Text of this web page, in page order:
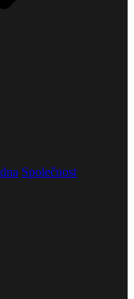
Společnost